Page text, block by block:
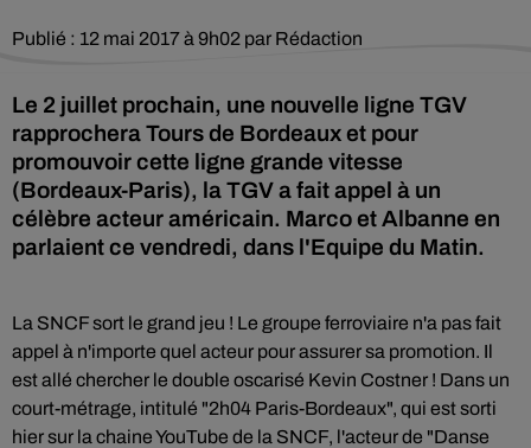
Publié : 12 mai 2017 à 9h02 par Rédaction
Le 2 juillet prochain, une nouvelle ligne TGV
rapprochera Tours de Bordeaux et pour
promouvoir cette ligne grande vitesse
(Bordeaux-Paris), la TGV a fait appel à un
célèbre acteur américain. Marco et Albanne en
parlaient ce vendredi, dans l'Equipe du Matin.
La SNCF sort le grand jeu ! Le groupe ferroviaire n'a pas fait
appel à n'importe quel acteur pour assurer sa promotion. Il
est allé chercher le double oscarisé Kevin Costner ! Dans un
court-métrage, intitulé "2h04 Paris-Bordeaux", qui est sorti
hier sur la chaine YouTube de la SNCF, l'acteur de "Danse